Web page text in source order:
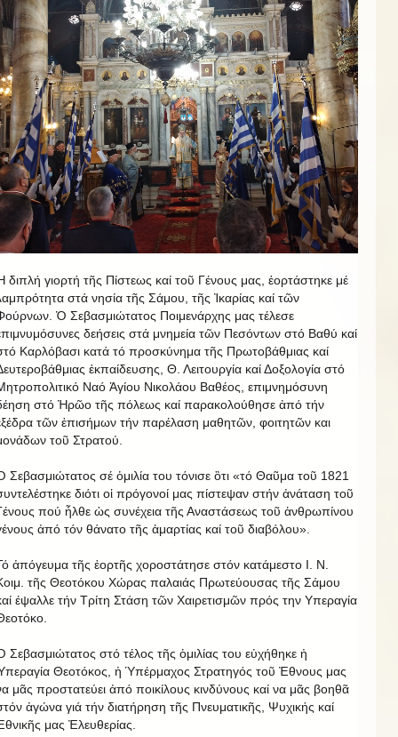
διπλή γιορτή τῆς Πίστεως καί τοῦ Γένους μας, ἑορτάστηκε μέ
στά νησία τῆς Σάμου, τῆς Ἰκαρίας καί τῶν
Ὁ Σεβασμιώτατος Ποιμενάρχης μας τέλεσε
δεήσεις στά μνημεία τῶν Πεσόντων στό Βαθύ καί
Καρλόβασι κατά τό προσκύνημα τῆς Πρωτοβάθμιας καί
ἐκπαίδευσης, Θ. Λειτουργία καί Δοξολογία στό
Ναό Ἁγίου Νικολάου Βαθέος, επιμνημόσυνη
στό Ἡρῶο τῆς πόλεως καί παρακολούθησε ἀπό τήν
τῶν ἐπισήμων τήν παρέλαση μαθητῶν, φοιτητῶν και
τοῦ Στρατού.
Σεβασμιώτατος σέ ὁμιλία του τόνισε ὃτι «τό Θαῦμα τοῦ 1821
διότι οἱ πρόγονοί μας πίστεψαν στήν ἀνάταση τοῦ
πού ἦλθε ὠς συνέχεια τῆς Αναστάσεως τοῦ ἁνθρωπίνου
ἀπό τόν θάνατο τῆς ἁμαρτίας καί τοῦ διαβόλου».
ἀπόγευμα τῆς ἐορτῆς χοροστάτησε στόν κατάμεστο Ι. Ν.
τῆς Θεοτόκου Χώρας παλαιάς Πρωτεύουσας τῆς Σάμου
έψαλλε τήν Τρίτη Στάση τῶν Χαιρετισμῶν πρός την Υπεραγία
Σεβασμιώτατος στό τέλος τῆς ὁμιλίας του εὐχήθηκε ἡ
Θεοτόκος, ἡ Ὑπέρμαχος Στρατηγός τοῦ Ἐθνους μας
μᾶς προστατεύει ἀπό ποικίλους κινδύνους καί να μᾶς βοηθᾶ
ἀγώνα γιά τήν διατήρηση τῆς Πνευματικῆς, Ψυχικής καί
μας Ἐλευθερίας.